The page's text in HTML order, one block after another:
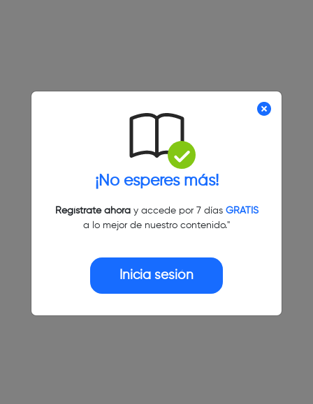
¡No esperes más!
Regístrate ahoray accede por 7 días GRATIS
a lo mejor de nuestro contenido."
Inicia sesión